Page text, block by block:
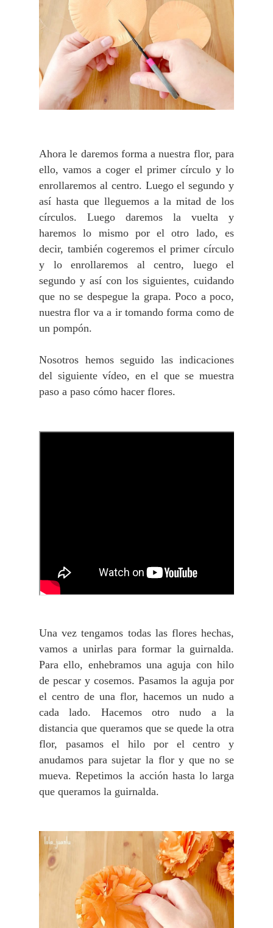
Ahora le daremos forma a nuestra flor, para
ello, vamos a coger el primer círculo y lo
enrollaremos al centro. Luego el segundo y
así hasta que lleguemos a la mitad de los
círculos. Luego daremos la vuelta y
haremos lo mismo por el otro lado, es
decir, también cogeremos el primer círculo
y lo enrollaremos al centro, luego el
segundo y así con los siguientes, cuidando
que no se despegue la grapa. Poco a poco,
nuestra flor va a ir tomando forma como de
un pompón.
Nosotros hemos seguido las indicaciones
del siguiente vídeo, en el que se muestra
paso a paso cómo hacer flores.
Una vez tengamos todas las flores hechas,
vamos a unirlas para formar la guirnalda.
Para ello, enhebramos una aguja con hilo
de pescar y cosemos. Pasamos la aguja por
el centro de una flor, hacemos un nudo a
cada lado. Hacemos otro nudo a la
distancia que queramos que se quede la otra
flor, pasamos el hilo por el centro y
anudamos para sujetar la flor y que no se
mueva. Repetimos la acción hasta lo larga
que queramos la guirnalda.